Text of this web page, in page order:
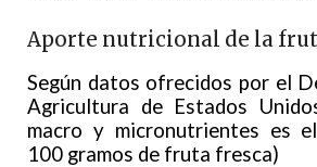
Aporte nutricional de la
Según datos ofrecidos por el
Agricultura de Estados
macro y micronutrientes es
100 gramos de fruta fresca)